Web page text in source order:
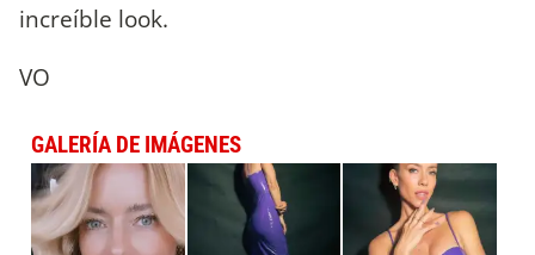
increíble look.
VO
GALERÍA DE IMÁGENES